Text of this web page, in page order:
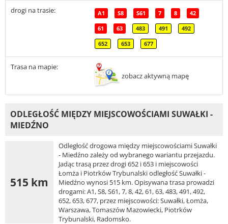
drogi na trasie: A1 S8 S61 7 8 42
61 63 483 491 492
652 653 677
Trasa na mapie:
zobacz aktywną mapę
ODLEGŁOŚĆ MIĘDZY MIEJSCOWOŚCIAMI SUWAŁKI -
MIEDŹNO
515 km
Odległość drogowa między miejscowościami Suwałki
- Miedźno zależy od wybranego wariantu przejazdu.
Jadąc trasą przez drogi 652 i 653 i miejscowości
Łomża i Piotrków Trybunalski odległość Suwałki -
Miedźno wynosi 515 km. Opisywana trasa prowadzi
drogami: A1, S8, S61, 7, 8, 42, 61, 63, 483, 491, 492,
652, 653, 677, przez miejscowości: Suwałki, Łomża,
Warszawa, Tomaszów Mazowiecki, Piotrków
Trybunalski, Radomsko.